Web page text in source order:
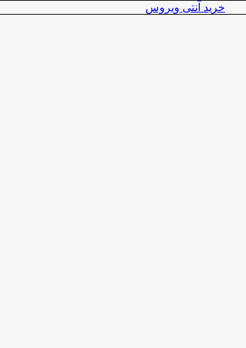
خرید آنتی ویروس